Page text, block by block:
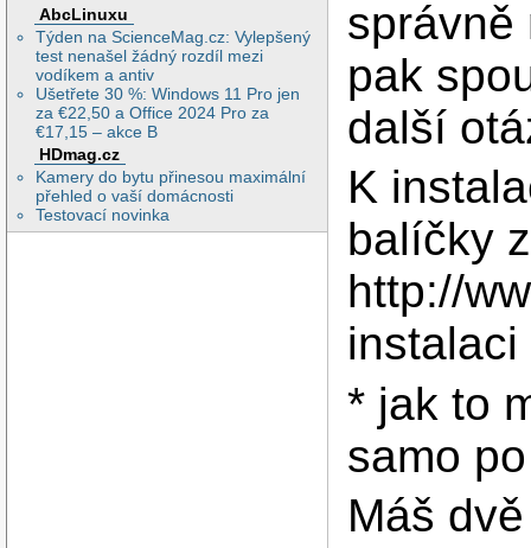
AbcLinuxu
Týden na ScienceMag.cz: Vylepšený
test nenašel žádný rozdíl mezi
vodíkem a antiv
Ušetřete 30 %: Windows 11 Pro jen
za €22,50 a Office 2024 Pro za
€17,15 – akce B
HDmag.cz
Kamery do bytu přinesou maximální
přehled o vaší domácnosti
Testovací novinka
správně
pak
další
K
balíčky
http://
* jak to
samo
Máš